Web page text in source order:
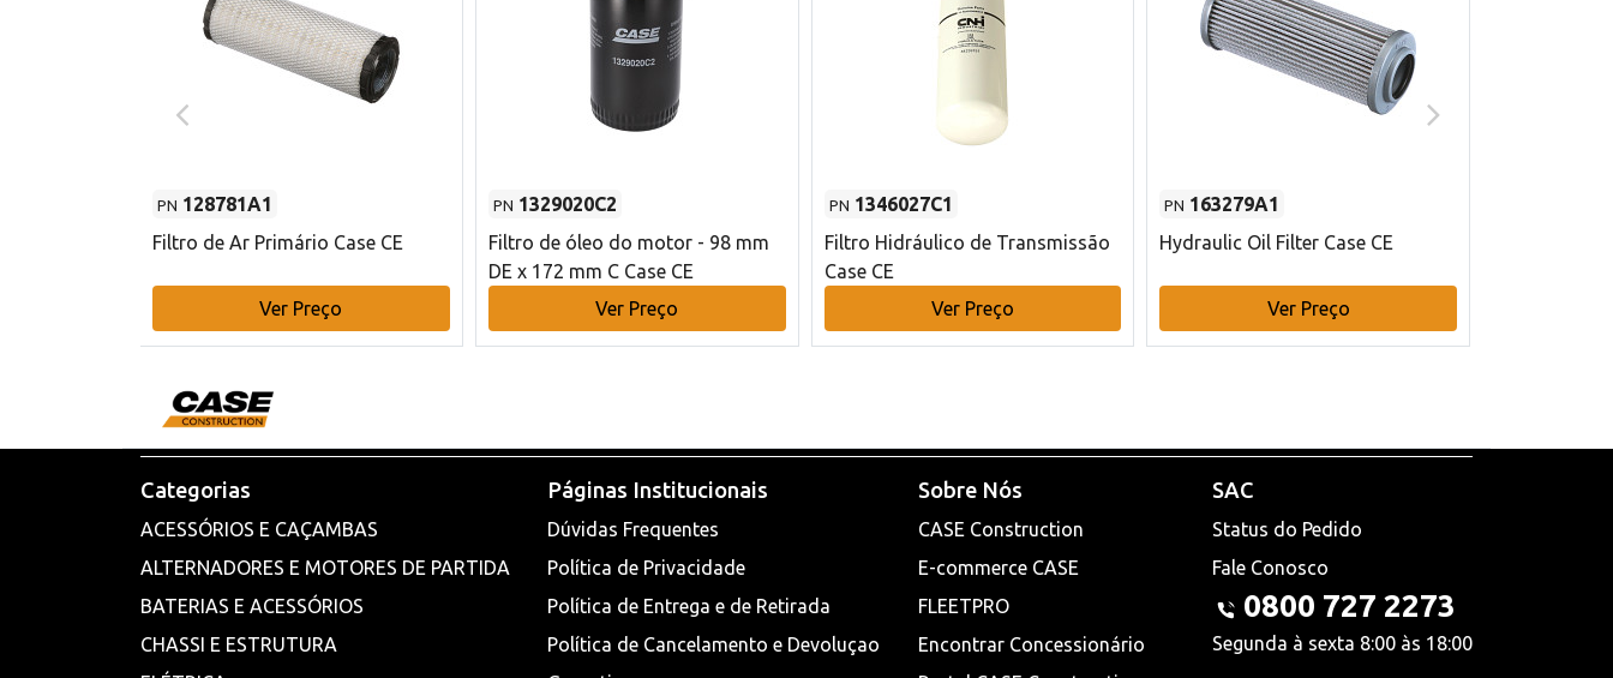
PN 128781A1
Filtro de Ar Primário Case CE
Ver Preço
PN 1329020C2
Filtro de óleo do motor - 98 mm
DE x 172 mm C Case CE
Ver Preço
PN 1346027C1
Filtro Hidráulico de Transmissão
Case CE
Ver Preço
PN 163279A1
Hydraulic Oil Filter Case CE
Ver Preço
Categorias
ACESSÓRIOS E CAÇAMBAS
ALTERNADORES E MOTORES DE PARTIDA
BATERIAS E ACESSÓRIOS
CHASSI E ESTRUTURA
Páginas Institucionais
Dúvidas Frequentes
Política de Privacidade
Política de Entrega e de Retirada
Política de Cancelamento e Devoluçao
Sobre Nós
CASE Construction
E-commerce CASE
FLEETPRO
Encontrar Concessionário
SAC
Status do Pedido
Fale Conosco
0800 727 2273
Segunda à sexta 8:00 às 18:00